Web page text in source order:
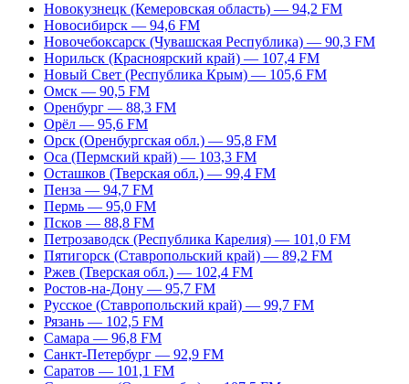
Новокузнецк (Кемеровская область) — 94,2 FM
Новосибирск — 94,6 FM
Новочебоксарск (Чувашская Республика) — 90,3 FM
Норильск (Красноярский край) — 107,4 FM
Новый Свет (Республика Крым) — 105,6 FM
Омск — 90,5 FM
Оренбург — 88,3 FM
Орёл — 95,6 FM
Орск (Оренбургская обл.) — 95,8 FM
Оса (Пермский край) — 103,3 FM
Осташков (Тверская обл.) — 99,4 FM
Пенза — 94,7 FM
Пермь — 95,0 FM
Псков — 88,8 FM
Петрозаводск (Республика Карелия) — 101,0 FM
Пятигорск (Ставропольский край) — 89,2 FM
Ржев (Тверская обл.) — 102,4 FM
Ростов-на-Дону — 95,7 FM
Русское (Ставропольский край) — 99,7 FM
Рязань — 102,5 FM
Самара — 96,8 FM
Санкт-Петербург — 92,9 FM
Саратов — 101,1 FM